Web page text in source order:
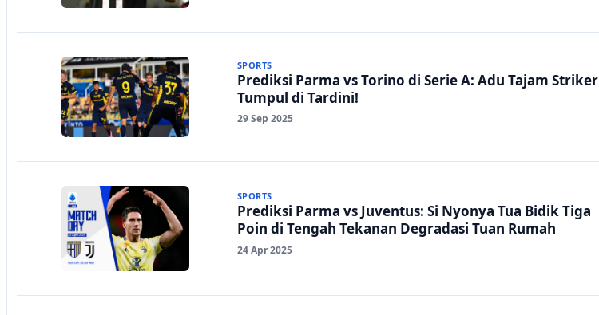
SPORTS
Prediksi Parma vs Torino di Serie A: Adu Tajam Striker
Tumpul di Tardini!
29 Sep 2025
SPORTS
Prediksi Parma vs Juventus: Si Nyonya Tua Bidik Tiga
Poin di Tengah Tekanan Degradasi Tuan Rumah
24 Apr 2025